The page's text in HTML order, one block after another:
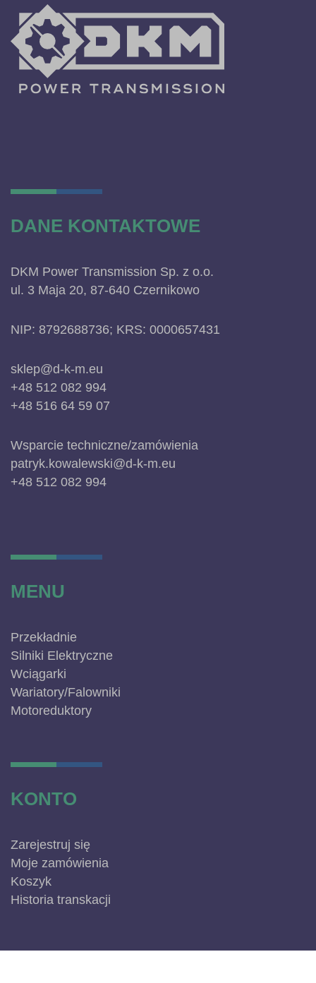
DANE KONTAKTOWE
DKM Power Transmission Sp. z o.o.
ul. 3 Maja 20, 87-640 Czernikowo
NIP: 8792688736; KRS: 0000657431
sklep@d-k-m.eu
+48 512 082 994
+48 516 64 59 07
Wsparcie techniczne/zamówienia
patryk.kowalewski@d-k-m.eu
+48 512 082 994
MENU
Przekładnie
Silniki Elektryczne
Wciągarki
Wariatory/Falowniki
Motoreduktory
KONTO
Zarejestruj się
Moje zamówienia
Koszyk
Historia transkacji